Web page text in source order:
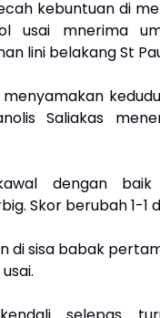
kebuntuan di
usai mnerima
lini belakang St
Saliakas
dengan
Skor berubah 1-1
di sisa babak